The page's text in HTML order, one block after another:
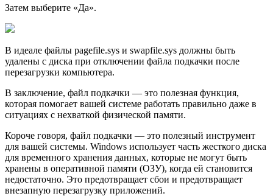
Затем выберите «Да».
В идеале файлы pagefile.sys и swapfile.sys должны быть
удалены с диска при отключении фaйла подкачки после
перезагрузки компьютера.
В заключение, файл подкачки — это полезная функция,
которая помогает вашей системе работать правильно даже в
ситуациях с нехваткой физической памяти.
Короче говоря, файл подкачки — это полезный инструмент
для вашей системы. Windows использует часть жесткого диска
для временного хранения данных, которые не могут быть
хранены в оперативной памяти (ОЗУ), когда ей становится
недостаточно. Это предотвращает сбои и предотвращает
внезапную перезагрузку приложений.